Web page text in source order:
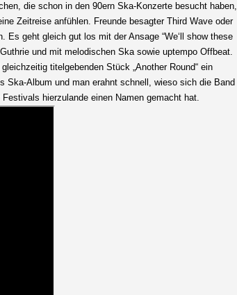
die schon in den 90ern Ska-Konzerte besucht haben,
Zeitreise anfühlen. Freunde besagter Third Wave oder
geht gleich gut los mit der Ansage “We‘ll show these
und mit melodischen Ska sowie uptempo Offbeat.
titelgebenden Stück „Another Round“ ein
Ska-Album und man erahnt schnell, wieso sich die Band
hierzulande einen Namen gemacht hat.